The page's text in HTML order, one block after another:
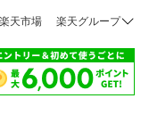
楽天市場 楽天グループ